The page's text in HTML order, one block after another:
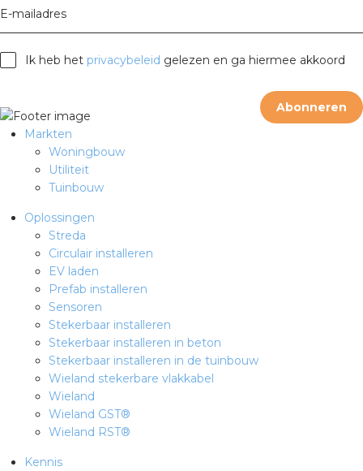
E-mailadres
Ik heb het privacybeleid gelezen en ga hiermee akkoord
Abonneren
groothandels
Markten
Woningbouw
Utiliteit
Tuinbouw
Oplossingen
Streda
Circulair installeren
EV laden
Prefab installeren
Sensoren
Stekerbaar installeren
Stekerbaar installeren in beton
Stekerbaar installeren in de tuinbouw
Wieland stekerbare vlakkabel
Wieland
Wieland GST®
Wieland RST®
Kennis